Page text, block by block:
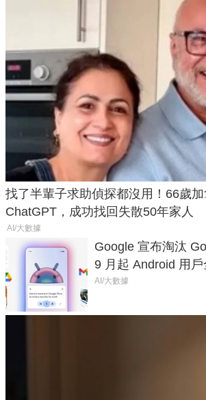
找了半輩子求助偵探都沒用！66歲
ChatGPT，成功找回失散50年家人
AI/大數據
Google 宣布淘汰
9 月起 Android 用
AI/大數據